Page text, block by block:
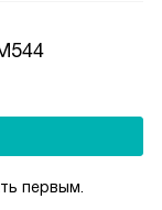
для
будет
первым.